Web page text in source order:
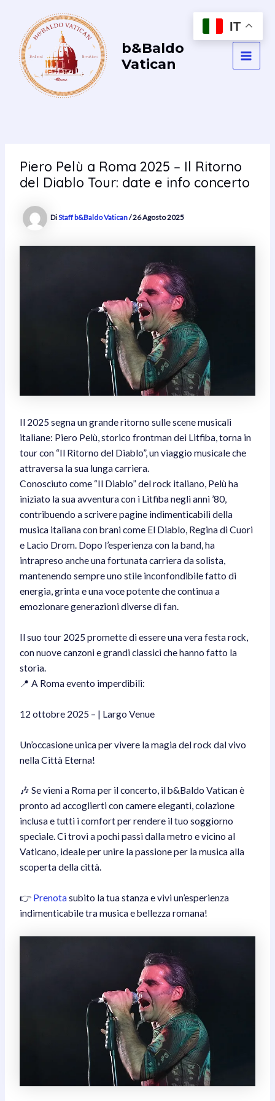
contenuto
b&Baldo
Vatican
Piero Pelù a Roma 2025 – Il Ritorno
del Diablo Tour: date e info concerto
DiStaff b&Baldo Vatican/26 Agosto 2025
Il 2025 segna un grande ritorno sulle scene musicali
italiane: Piero Pelù, storico frontman dei Litfiba, torna in
tour con “Il Ritorno del Diablo”, un viaggio musicale che
attraversa la sua lunga carriera.
Conosciuto come “Il Diablo” del rock italiano, Pelù ha
iniziato la sua avventura con i Litfiba negli anni ’80,
contribuendo a scrivere pagine indimenticabili della
musica italiana con brani come El Diablo, Regina di Cuori
e Lacio Drom. Dopo l’esperienza con la band, ha
intrapreso anche una fortunata carriera da solista,
mantenendo sempre uno stile inconfondibile fatto di
energia, grinta e una voce potente che continua a
emozionare generazioni diverse di fan.
Il suo tour 2025 promette di essere una vera festa rock,
con nuove canzoni e grandi classici che hanno fatto la
storia.
📍 A Roma evento imperdibili:
12 ottobre 2025 – | Largo Venue
Un’occasione unica per vivere la magia del rock dal vivo
nella Città Eterna!
🎶 Se vieni a Roma per il concerto, il b&Baldo Vatican è
pronto ad accoglierti con camere eleganti, colazione
inclusa e tutti i comfort per rendere il tuo soggiorno
speciale. Ci trovi a pochi passi dalla metro e vicino al
Vaticano, ideale per unire la passione per la musica alla
scoperta della città.
👉 Prenotasubito la tua stanza e vivi un’esperienza
indimenticabile tra musica e bellezza romana!
IT